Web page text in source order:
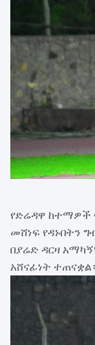
የድሬዳዋ ከተማዎች
መሸነፍ የዳኑበትን
በያሬድ ዳርዛ
አሸናፊነት